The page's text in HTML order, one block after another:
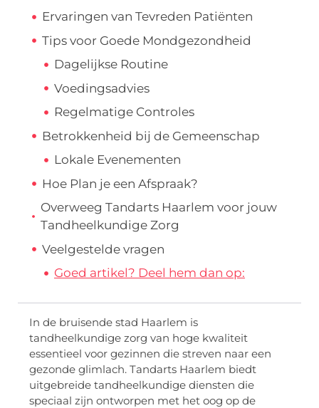
Ervaringen van Tevreden Patiënten
Tips voor Goede Mondgezondheid
Dagelijkse Routine
Voedingsadvies
Regelmatige Controles
Betrokkenheid bij de Gemeenschap
Lokale Evenementen
Hoe Plan je een Afspraak?
Overweeg Tandarts Haarlem voor jouw
Tandheelkundige Zorg
Veelgestelde vragen
Goed artikel? Deel hem dan op:
In de bruisende stad Haarlem is
tandheelkundige zorg van hoge kwaliteit
essentieel voor gezinnen die streven naar een
gezonde glimlach. Tandarts Haarlem biedt
uitgebreide tandheelkundige diensten die
speciaal zijn ontworpen met het oog op de